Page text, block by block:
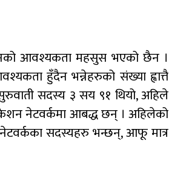
आवश्यकता महसुस भएको छैन ।
हुँदैन भन्नेहरुको संख्या ह्वात्तै
सदस्य ३ सय ९१ थियो, अहिले
नेटवर्कमा आबद्ध छन् । अहिलेको
सदस्यहरु भन्छन्, आफू मात्र